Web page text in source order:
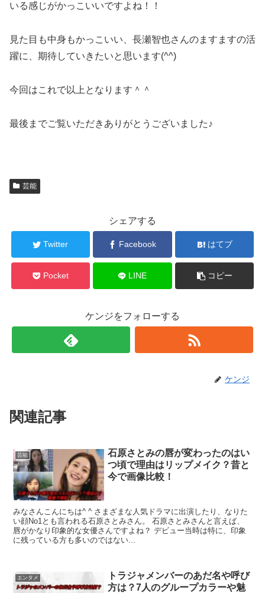
いる感じがかっこいいですよね！！
見た目も中身もかっこいい、長瀬智也さんのますますの活
躍に、期待していきたいと思います(^^)
今回はこれで以上となります＾＾
最後までご覧いただきありがとうございました♪
芸能
シェアする
Twitter Facebook はてブ
Pocket LINE コピー
ケンジをフォローする
ケンジ
関連記事
芸能
石原さとみの唇が変わったのはい
つ頃で理由はリップメイク？昔と
今で画像比較！
みなさんこんにちは^ ^ さまざまな人気ドラマに出演したり、なりた
い顔No1とも言われる石原さとみさん。 石原さとみさんと言えば、
唇がかなり印象的な女優さんですよね？ デビュー当時は特に、印象
に残っている方も多いのではない...
エンタメ
トラジャメンバーのあだ名や呼び
方は？7人のグループカラーや魅